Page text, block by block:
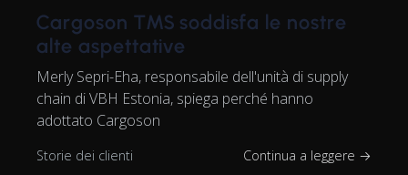
Cargoson TMS soddisfa le nostre
alte aspettative
Merly Sepri-Eha, responsabile dell'unità di supply
chain di VBH Estonia, spiega perché hanno
adottato Cargoson
Storie dei clienti Continua a leggere →